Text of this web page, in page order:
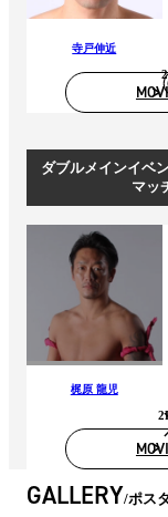
寺戸伸近
ダブルメインイベ
マッ
梶原 龍児
GALLERY ポス